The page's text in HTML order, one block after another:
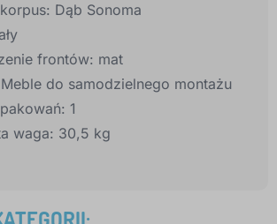
Dąb Sonoma
frontów: mat
do samodzielnego montażu
1
waga: 30,5 kg